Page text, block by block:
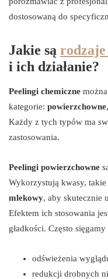
dostosowaną do
Jakie są rodzaje
i ich działanie?
Peelingi chemiczne
kategorie: powierzchowne,
Każdy z tych typów ma
zastosowania.
Peelingi powierzchowne
Wykorzystują kwasy, takie
mlekowy, aby skutecznie
Efektem ich stosowania
gładkości. Często
odświeżenia
redukcji drobnych